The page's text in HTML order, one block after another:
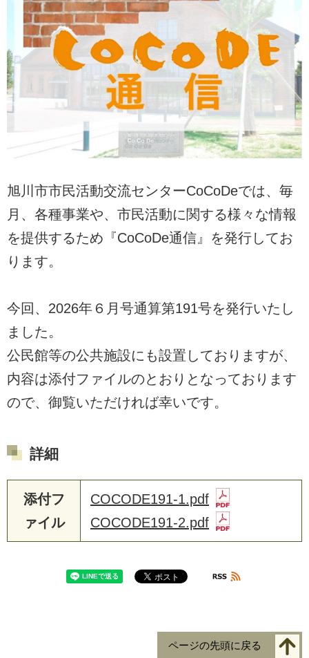
旭川市市民活動交流センターCoCoDeでは、毎
月、各種事業や、市民活動に関する様々な情報
を提供するため『CoCoDe通信』を発行してお
ります。
今回、2026年６月号通算第191号を発行いたし
ました。
公民館等の公共施設にも設置しておりますが、
内容は添付ファイルのとおりとなっております
ので、御覧いただければ幸いです。
詳細
添付フ
ァイル
COCODE191-1.pdf
COCODE191-2.pdf
ページの先頭に戻る